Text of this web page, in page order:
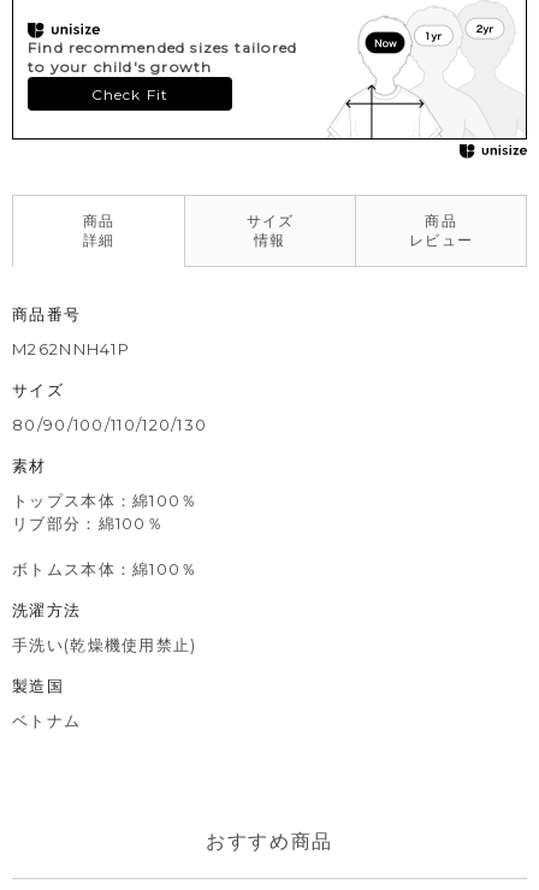
Find recommended sizes tailored
to your child's growth
Check Fit
商品
詳細
サイズ
情報
商品
レビュー
商品番号
M262NNH41P
サイズ
80/90/100/110/120/130
素材
トップス本体：綿100％
リブ部分：綿100％
ボトムス本体：綿100％
洗濯方法
手洗い(乾燥機使用禁止)
製造国
ベトナム
おすすめ商品